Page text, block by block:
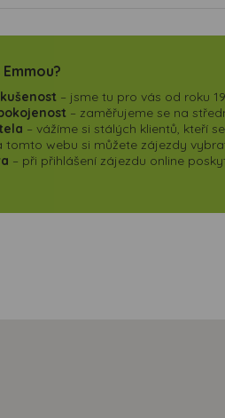
– jsme tu pro vás od roku
– zaměřujeme se na
– vážíme si stálých klientů, kteří
tomto webu si můžete zájezdy
– při přihlášení zájezdu online